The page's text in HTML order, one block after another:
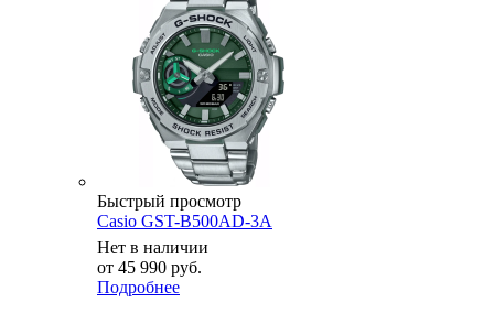
Быстрый просмотр
Casio GST-B500AD-3A
Нет в наличии
от 45 990 руб.
Подробнее